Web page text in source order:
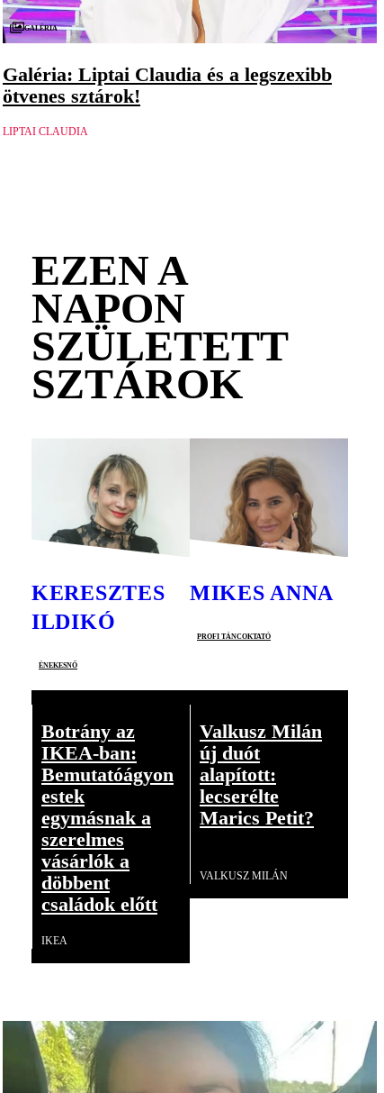
Galéria
Galéria: Liptai Claudia és a legszexibb
ötvenes sztárok!
LIPTAI CLAUDIA
EZEN A
NAPON
SZÜLETETT
SZTÁROK
KERESZTES
ILDIKÓ
énekesnő
MIKES ANNA
profi táncoktató
Botrány az
IKEA-ban:
Bemutatóágyon
estek
egymásnak a
szerelmes
vásárlók a
döbbent
családok előtt
IKEA
Valkusz Milán
új duót
alapított:
lecserélte
Marics Petit?
VALKUSZ MILÁN